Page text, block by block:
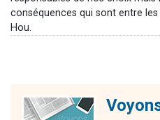
conséquences qui sont entre
Hou.